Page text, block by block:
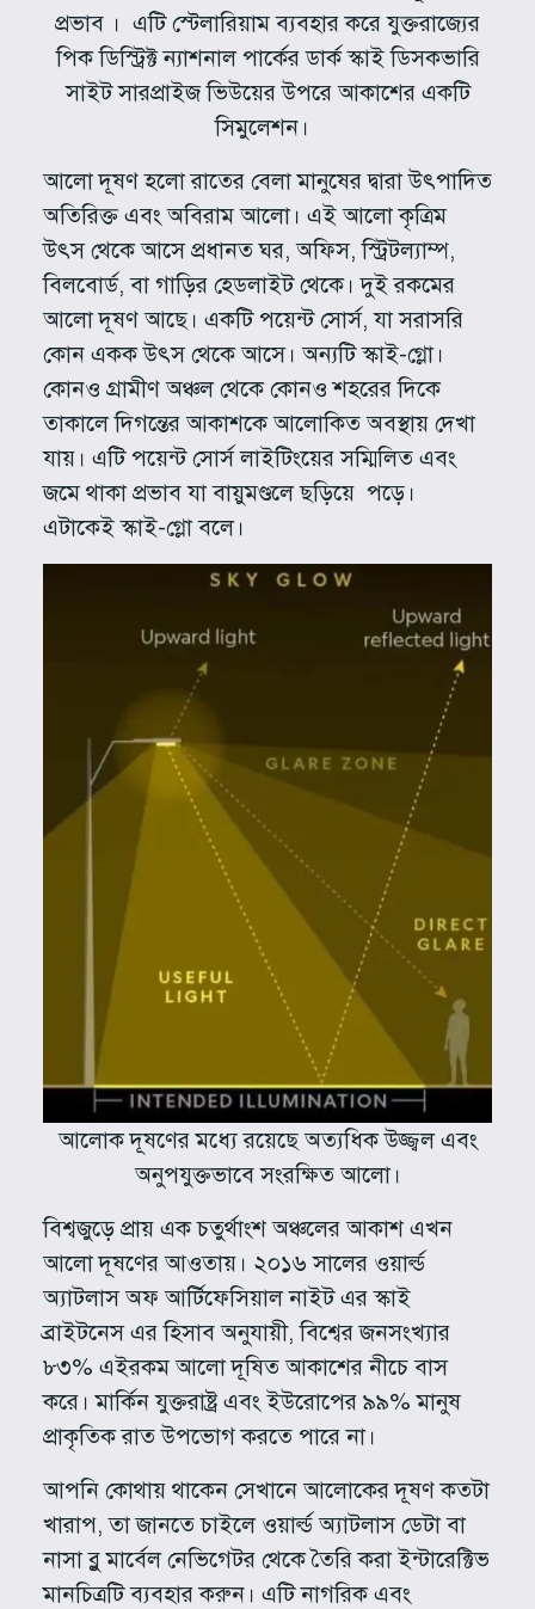
প্রভাব । এটি স্টেলারিয়াম ব্যবহার করে যুক্তরাজ্যের
পিক ডিস্ট্রিক্ট ন্যাশনাল পার্কের ডার্ক স্কাই ডিসকভারি
সাইট সারপ্রাইজ ভিউয়ের উপরে আকাশের একটি
সিমুলেশন।
আলো দূষণ হলো রাতের বেলা মানুষের দ্বারা উৎপাদিত
অতিরিক্ত এবং অবিরাম আলো। এই আলো কৃত্রিম
উৎস থেকে আসে প্রধানত ঘর, অফিস, স্ট্রিটল্যাম্প,
বিলবোর্ড, বা গাড়ির হেডলাইট থেকে। দুই রকমের
আলো দূষণ আছে। একটি পয়েন্ট সোর্স, যা সরাসরি
কোন একক উৎস থেকে আসে। অন্যটি স্কাই-গ্লো।
কোনও গ্রামীণ অঞ্চল থেকে কোনও শহরের দিকে
তাকালে দিগন্তের আকাশকে আলোকিত অবস্থায় দেখা
যায়। এটি পয়েন্ট সোর্স লাইটিংয়ের সম্মিলিত এবং
জমে থাকা প্রভাব যা বায়ুমণ্ডলে ছড়িয়ে পড়ে।
এটাকেই স্কাই-গ্লো বলে।
আলোক দূষণের মধ্যে রয়েছে অত্যধিক উজ্জ্বল এবং
অনুপযুক্তভাবে সংরক্ষিত আলো।
বিশ্বজুড়ে প্রায় এক চতুর্থাংশ অঞ্চলের আকাশ এখন
আলো দূষণের আওতায়। ২০১৬ সালের ওয়ার্ল্ড
অ্যাটলাস অফ আর্টিফেসিয়াল নাইট এর স্কাই
ব্রাইটনেস এর হিসাব অনুযায়ী, বিশ্বের জনসংখ্যার
৮৩% এইরকম আলো দূষিত আকাশের নীচে বাস
করে। মার্কিন যুক্তরাষ্ট্র এবং ইউরোপের ৯৯% মানুষ
প্রাকৃতিক রাত উপভোগ করতে পারে না।
আপনি কোথায় থাকেন সেখানে আলোকের দূষণ কতটা
খারাপ, তা জানতে চাইলে ওয়ার্ল্ড অ্যাটলাস ডেটা বা
নাসা ব্লু মার্বেল নেভিগেটর থেকে তৈরি করা ইন্টারেক্টিভ
মানচিত্রটি ব্যবহার করুন। এটি নাগরিক এবং